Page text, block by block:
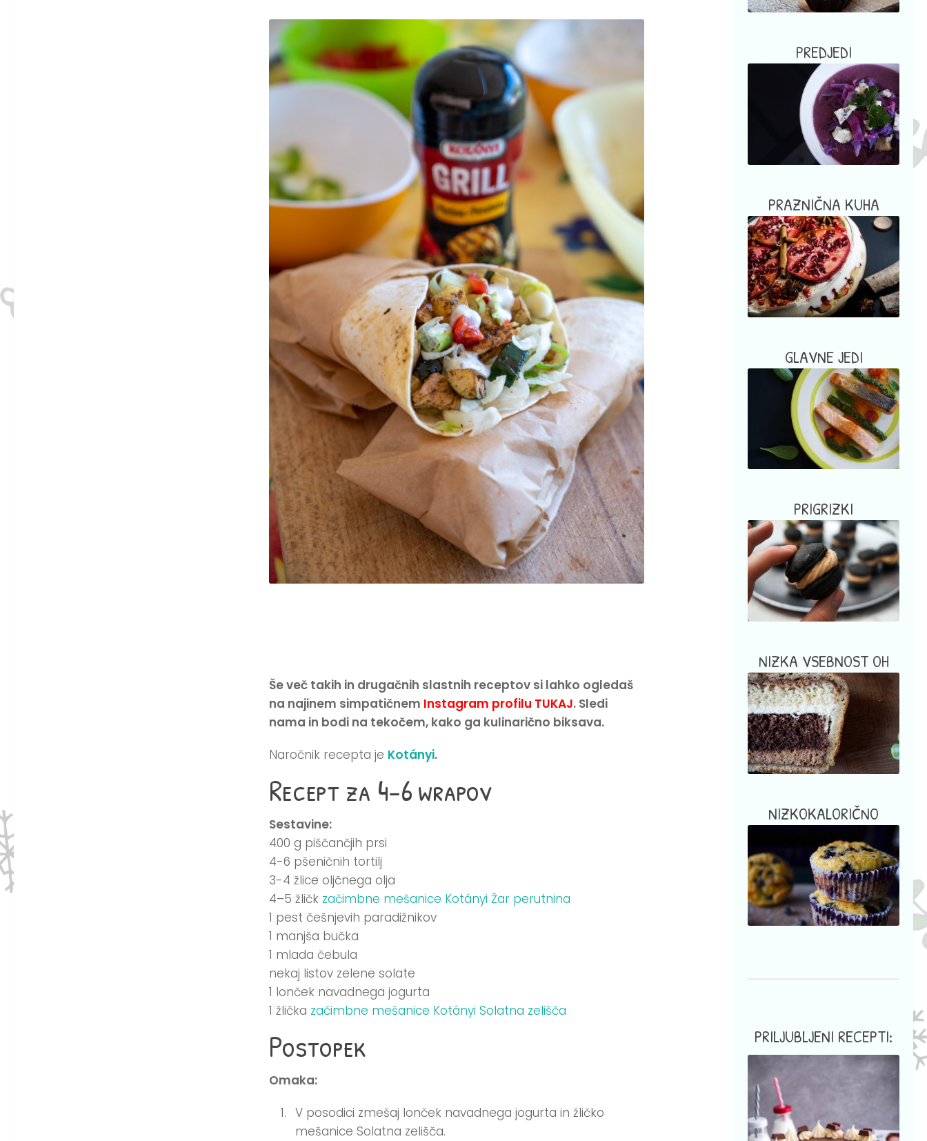
Še več takih in drugačnih slastnih receptov si lahko ogledaš
na najinem simpatičnem Instagram profilu TUKAJ. Sledi
nama in bodi na tekočem, kako ga kulinarično biksava.
Naročnik recepta je Kotányi.
Recept za 4-6 wrapov
Sestavine:
400 g piščančjih prsi
4-6 pšeničnih tortilj
3-4 žlice oljčnega olja
4–5 žličk začimbne mešanice Kotányi Žar perutnina
1 pest češnjevih paradižnikov
1 manjša bučka
1 mlada čebula
nekaj listov zelene solate
1 lonček navadnega jogurta
1 žlička začimbne mešanice Kotányi Solatna zelišča
Postopek
Omaka:
V posodici zmešaj lonček navadnega jogurta in žličko
mešanice Solatna zelišča.
PREDJEDI
PRAZNIČNA KUHA
GLAVNE JEDI
PRIGRIZKI
NIZKA VSEBNOST OH
NIZKOKALORIČNO
PRILJUBLJENI RECEPTI: